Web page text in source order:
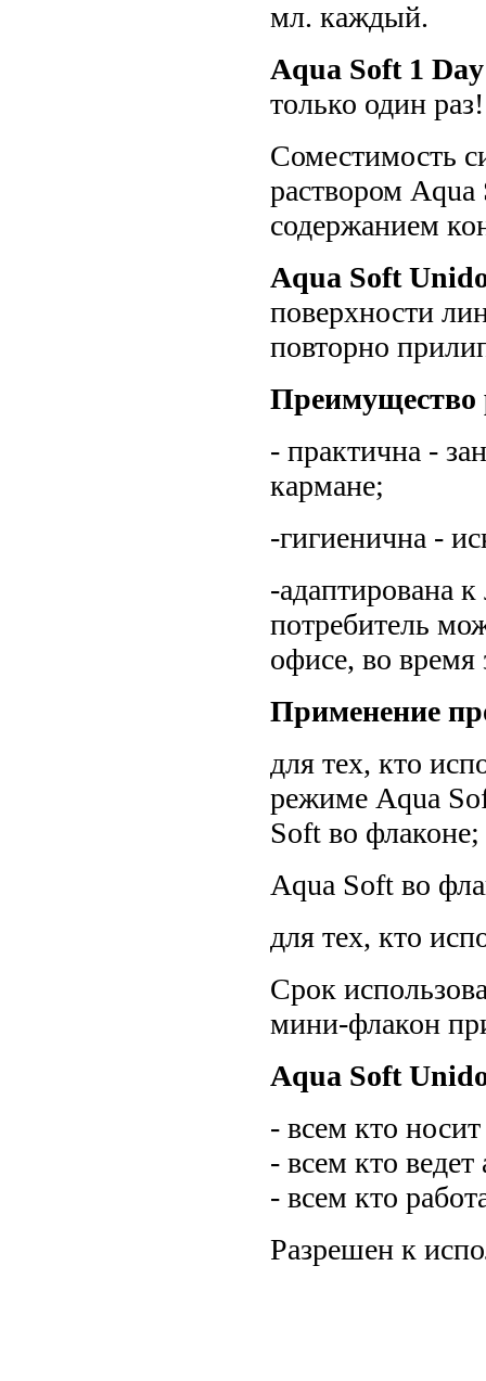
мл. каждый.
Aqua Soft 1 Day
только один раз!
Соместимость
раствором
содержанием
Aqua Soft
поверхности
повторно
Преимущество
- практична -
кармане;
-гигиенична -
-адаптирована
потребитель
офисе, во время
Применение
для тех, кто
режиме Aqua
Soft во флаконе;
Aqua Soft во
для тех, кто
Срок
мини-флакон
Aqua Soft
- всем кто
- всем кто
- всем кто
Разрешен к